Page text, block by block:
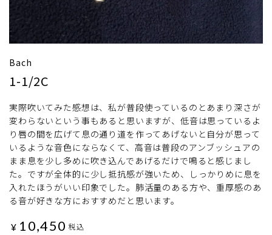
Bach
1-1/2C
実際吹いてみた感想は、私が普段使っているのとあまり深さが
変わらないという事もあると思いますが、低音は思っているよ
り唇の間を広げて息の通り道を作ってあげないと自分が思って
いるような音色にならなくて、高音は普段のアンブッシュアの
まま息を少し多めに吹き込んであげるだけで鳴ると感じまし
た。ですが全体的に少し抵抗感が強いため、しっかりめに息を
入れたほうがいい印象でした。肺活量のある方や、重厚感のあ
る音が好きな方におすすめだと思います。
¥ 10,450 税込